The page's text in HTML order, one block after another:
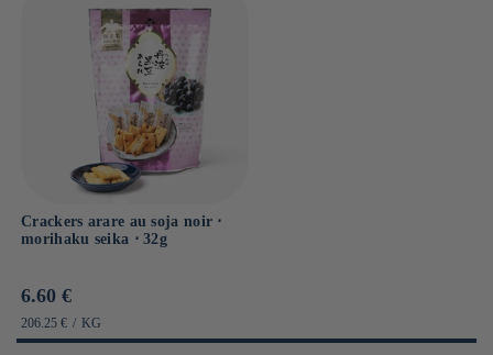
Crackers arare au soja noir ⋅
morihaku seika ⋅ 32g
Prix
habituel
6.60 €
PRIX
UNITAIRE
206.25 € / PAR
KG